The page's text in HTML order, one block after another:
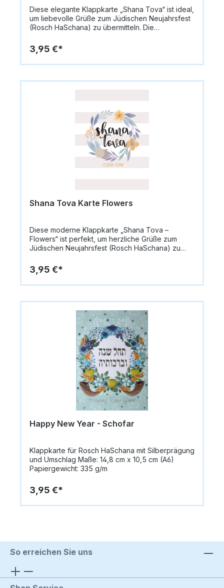
Diese elegante Klappkarte „Shana Tova“ ist ideal,
um liebevolle Grüße zum Jüdischen Neujahrsfest
(Rosch HaSchana) zu übermitteln. Die
dezent grauen Granatäpfeln, darunter ein beiger
Granatapfel mit angedeuteten Kernen. Der
Schriftzug „Shana Tova“ ist in Goldprägung
edle Note verleiht.Die Karte misst 14,8 x 10,5 cm
geliefert. Innen bleibt die Karte blanko, sodass
persönliche Grüße individuell eingetragen
werden können.Format: 14,8 x 10,5 cm
(A6)Papiergewicht: 335 g/m²Innen: blanko für
persönliche NachrichtenVerzierung:
GoldprägungMotiv: Weißer Hintergrund, graue
Granatäpfel, beiger Granatapfel, Schriftzug
3,95 €*
Shana Tova Karte Flowers
Diese moderne Klappkarte „Shana Tova –
Flowers“ ist perfekt, um herzliche Grüße zum
Jüdischen Neujahrsfest (Rosch HaSchana) zu
weiß gestreiften Hintergrund mit einem Kranz aus
bunten Blumen und Granatapfel, ergänzt durch
den Schriftzug „Shana Tova“. Das stylishe und
besonderen Hingucker.Die Karte misst 14,8 x 10,5
cm (A6) und besteht aus hochwertigem Papier
(335 g/m²). Innen bleibt sie blanko, sodass
persönliche Nachrichten individuell hinzugefügt
werden können.Format: 14,8 x 10,5 cm
(A6)Papiergewicht: 335 g/m²Innen: blanko für
persönliche NachrichtenMotiv: Altrosa-weiß
gestreifter Hintergrund, Kranz aus bunten Blumen
und Granatapfel, Schriftzug „Shana Tova“Stil:
stylish, modernAnlass: Rosch HaSchana /
Jüdisches Neujahrsfest
3,95 €*
Happy New Year - Schofar
Klappkarte für Rosch HaSchana mit Silberprägung
und Umschlag Maße: 14,8 cm x 10,5 cm (A6)
Papiergewicht: 335 g/m
3,95 €*
So erreichen Sie uns